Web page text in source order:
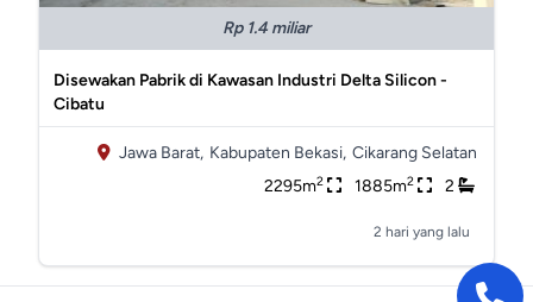
Rp 1.4 miliar
Disewakan Pabrik di Kawasan Industri Delta Silicon -
Cibatu
Jawa Barat, Kabupaten Bekasi, Cikarang Selatan
2295m2 1885m2 2
2 hari yang lalu